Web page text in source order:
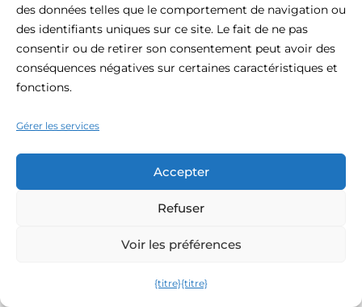
des données telles que le comportement de navigation ou
des identifiants uniques sur ce site. Le fait de ne pas
consentir ou de retirer son consentement peut avoir des
conséquences négatives sur certaines caractéristiques et
fonctions.
Gérer les services
Accepter
Refuser
Voir les préférences
{titre}{titre}